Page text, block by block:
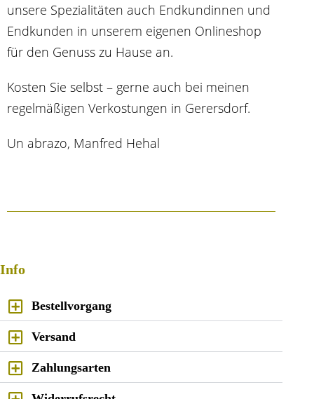
unsere Spezialitäten auch Endkundinnen und
Endkunden in unserem eigenen Onlineshop
für den Genuss zu Hause an.
Kosten Sie selbst – gerne auch bei meinen
regelmäßigen Verkostungen in Gerersdorf.
Un abrazo, Manfred Hehal
Info
Bestellvorgang
Versand
Zahlungsarten